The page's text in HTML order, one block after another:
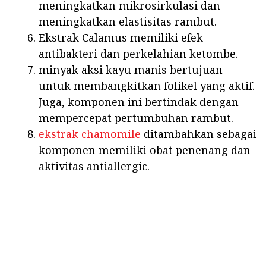
meningkatkan mikrosirkulasi dan
meningkatkan elastisitas rambut.
Ekstrak Calamus memiliki efek
antibakteri dan perkelahian ketombe.
minyak aksi kayu manis bertujuan
untuk membangkitkan folikel yang aktif.
Juga, komponen ini bertindak dengan
mempercepat pertumbuhan rambut.
ekstrak chamomile ditambahkan sebagai
komponen memiliki obat penenang dan
aktivitas antiallergic.